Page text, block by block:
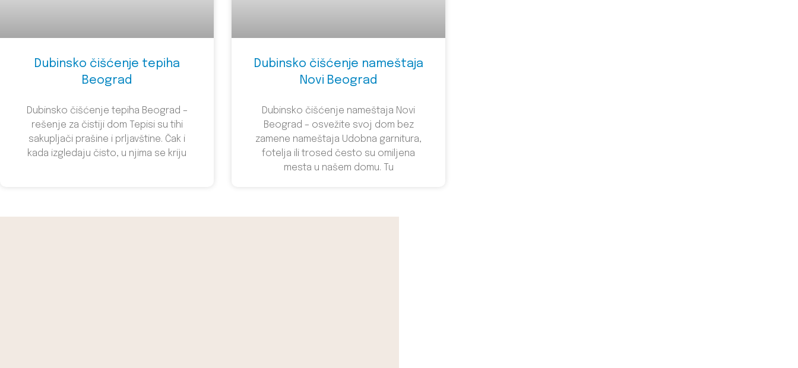
Dubinsko čišćenje tepiha
Beograd
Dubinsko čišćenje tepiha Beograd –
rešenje za čistiji dom Tepisi su tihi
sakupljači prašine i prljavštine. Čak i
kada izgledaju čisto, u njima se kriju
Dubinsko čišćenje nameštaja
Novi Beograd
Dubinsko čišćenje nameštaja Novi
Beograd – osvežite svoj dom bez
zamene nameštaja Udobna garnitura,
fotelja ili trosed često su omiljena
mesta u našem domu. Tu